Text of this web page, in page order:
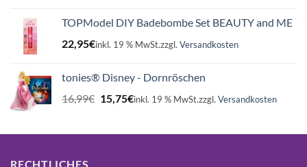
TOPModel DIY Badebombe Set BEAUTY and ME
22,95€inkl. 19 % MwSt.zzgl. Versandkosten
tonies® Disney - Dornröschen
16,99€ Ursprünglicher
Preis
16,99€
15,75€Aktueller
15,75€.
inkl. 19 % MwSt.zzgl. Versandkosten
RECHTLICHES